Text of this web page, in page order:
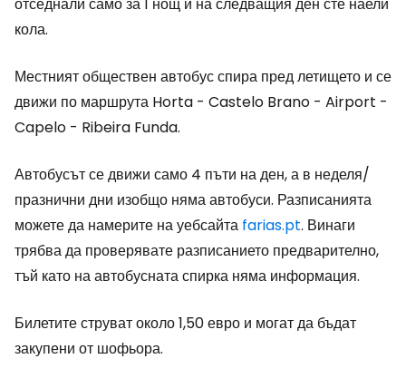
отседнали само за 1 нощ и на следващия ден сте наели
кола.
Местният обществен автобус спира пред летището и се
движи по маршрута Horta - Castelo Brano - Airport -
Capelo - Ribeira Funda.
Автобусът се движи само 4 пъти на ден, а в неделя/
празнични дни изобщо няма автобуси. Разписанията
можете да намерите на уебсайта farias.pt. Винаги
трябва да проверявате разписанието предварително,
тъй като на автобусната спирка няма информация.
Билетите струват около 1,50 евро и могат да бъдат
закупени от шофьора.